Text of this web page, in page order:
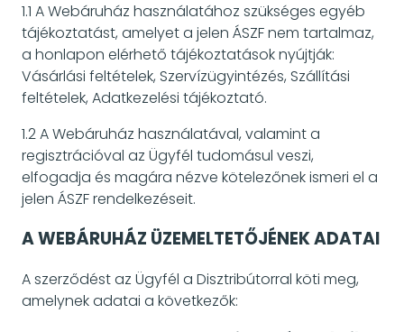
1.1 A Webáruház használatához szükséges egyéb
tájékoztatást, amelyet a jelen ÁSZF nem tartalmaz,
a honlapon elérhető tájékoztatások nyújtják:
Vásárlási feltételek, Szervízügyintézés, Szállítási
feltételek, Adatkezelési tájékoztató.
1.2 A Webáruház használatával, valamint a
regisztrációval az Ügyfél tudomásul veszi,
elfogadja és magára nézve kötelezőnek ismeri el a
jelen ÁSZF rendelkezéseit.
A WEBÁRUHÁZ ÜZEMELTETŐJÉNEK ADATAI
A szerződést az Ügyfél a Disztribútorral köti meg,
amelynek adatai a következők: